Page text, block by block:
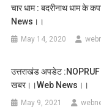
चार धाम : बदरीनाथ धाम के
News।।
May 14, 2020
उत्तराखंड अपडेट :NOPRUF
खबर।।web News।।
May 9, 2021